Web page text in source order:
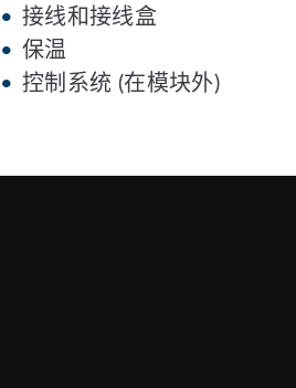
接线和接线盒
保温
控制系统 (在模块外)